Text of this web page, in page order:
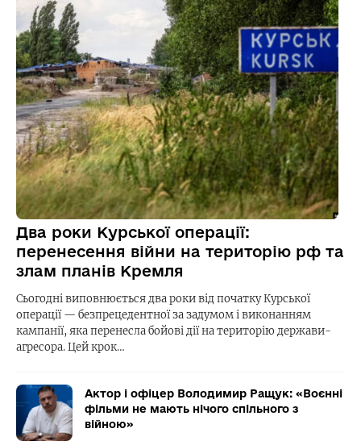
Два роки Курської операції:
перенесення війни на територію рф та
злам планів Кремля
Сьогодні виповнюється два роки від початку Курської
операції — безпрецедентної за задумом і виконанням
кампанії, яка перенесла бойові дії на територію держави-
агресора. Цей крок…
Актор і офіцер Володимир Ращук: «Воєнні
фільми не мають нічого спільного з
війною»